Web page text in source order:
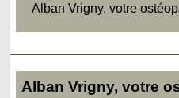
Alban Vrigny, votre
Alban Vrigny, votre